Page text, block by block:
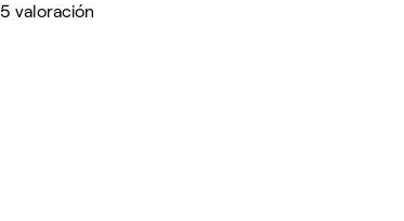
5 valoración